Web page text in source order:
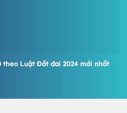
theo Luật Đất đai 2024 mới nhất